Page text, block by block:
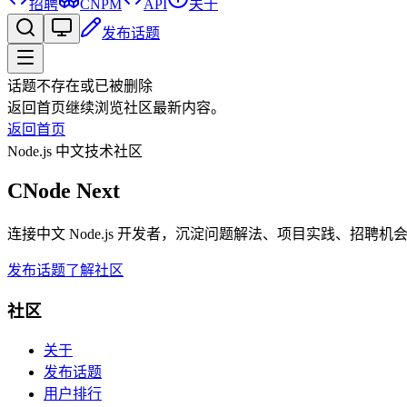
招聘 CNPM API
关于
发布话题
话题不存在或已被删除
返回首页继续浏览社区最新内容。
返回首页
Node.js 中文技术社区
CNode Next
连接中文 Node.js 开发者，沉淀问题解法、项目实践、招聘机会
发布话题了解社区
社区
关于
发布话题
用户排行